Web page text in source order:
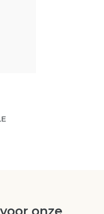
onze